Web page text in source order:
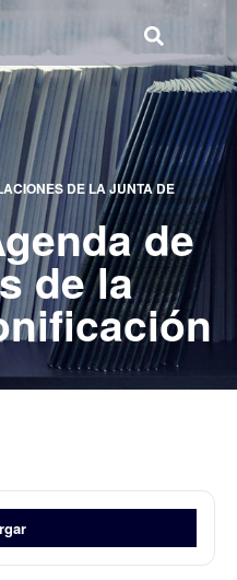
DE LA JUNTA DE
de
de la